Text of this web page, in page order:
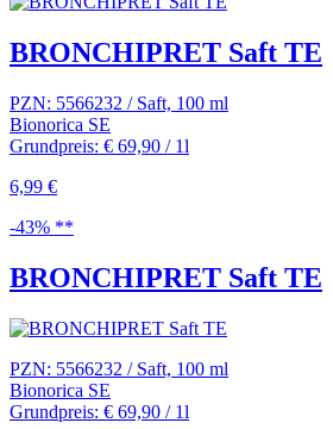
BRONCHIPRET Saft TE
PZN: 5566232 / Saft, 100 ml
Bionorica SE
Grundpreis: € 69,90 / 1l
6,99 €
-43% **
BRONCHIPRET Saft TE
PZN: 5566232 / Saft, 100 ml
Bionorica SE
Grundpreis: € 69,90 / 1l